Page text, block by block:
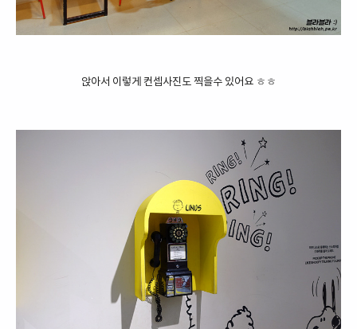
앉아서 이렇게 컨셉사진도 찍을수 있어요 ㅎㅎ